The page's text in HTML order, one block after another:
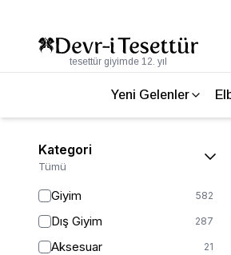
tesettür giyimde 12. yıl
Yeni Gelenler
Kategori
Tümü
Giyim 582
Dış Giyim 287
Aksesuar 21